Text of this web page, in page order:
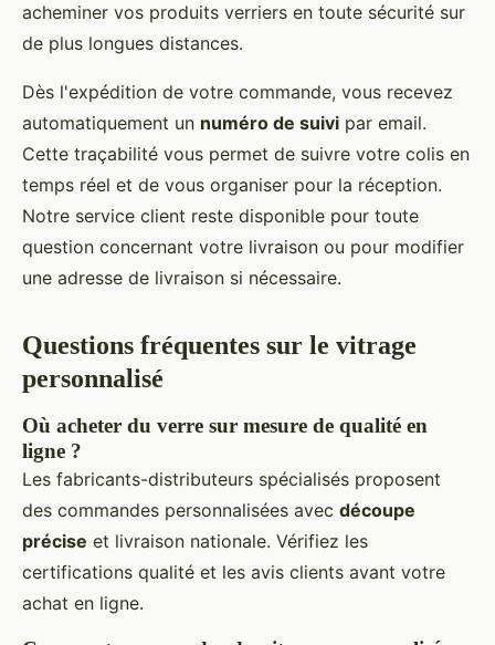
acheminer vos produits verriers en toute sécurité sur
de plus longues distances.
Dès l'expédition de votre commande, vous recevez
automatiquement un numéro de suivi par email.
Cette traçabilité vous permet de suivre votre colis en
temps réel et de vous organiser pour la réception.
Notre service client reste disponible pour toute
question concernant votre livraison ou pour modifier
une adresse de livraison si nécessaire.
Questions fréquentes sur le vitrage
personnalisé
Où acheter du verre sur mesure de qualité en
ligne ?
Les fabricants-distributeurs spécialisés proposent
des commandes personnalisées avec découpe
précise et livraison nationale. Vérifiez les
certifications qualité et les avis clients avant votre
achat en ligne.